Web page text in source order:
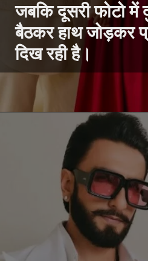
जबकि दूसरी फोटो में
बैठकर हाथ जोड़कर
दिख रही है।